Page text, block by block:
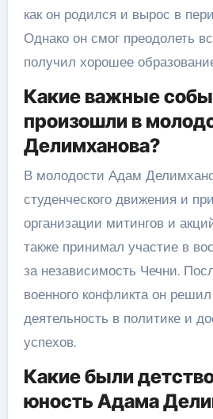
как он родился и вырос в
Однако он смог преодолеть
получил хорошее
Какие важные
произошли в
Делимханова?
В молодости Адам
студенческого движения и
организации митингов и
также принимал участие в
за независимость Чечни.
военного конфликта он
деятельность в политике и
успехов.
Какие были
юность Адама